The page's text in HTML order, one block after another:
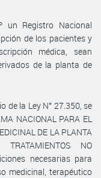
un Registro Nacional
de los pacientes y
médica, sean
de la planta de
de la Ley N° 27.350, se
NACIONAL PARA EL
DE LA PLANTA
NO
necesarias para
medicinal, terapéutico